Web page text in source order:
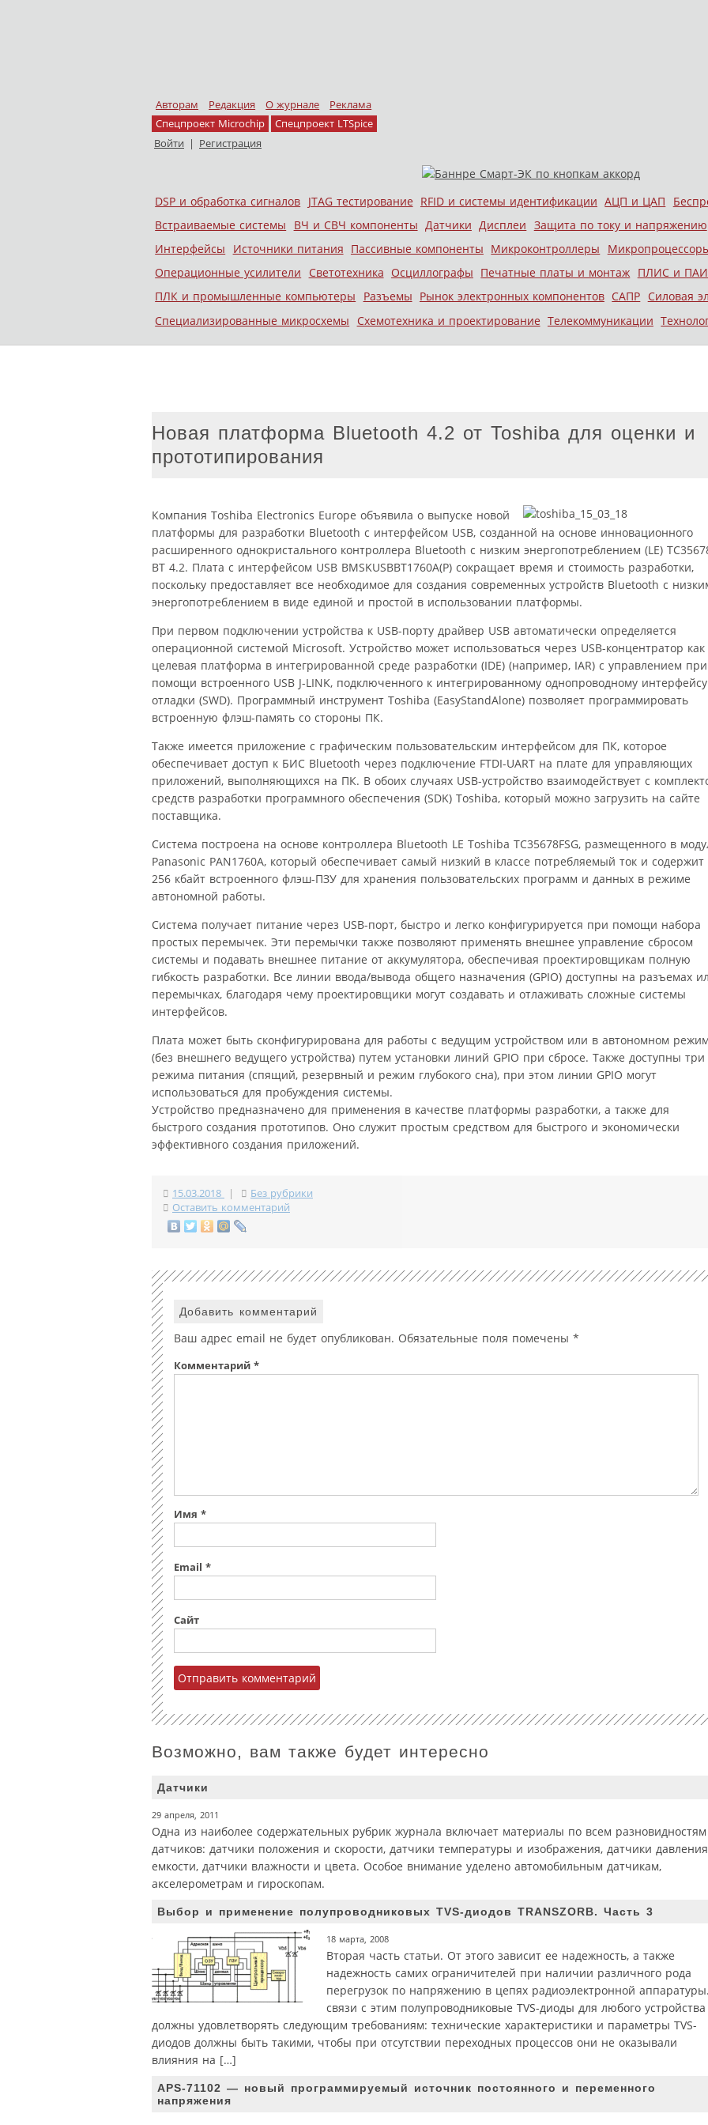
Авторам Редакция О журнале
Реклама
Спецпроект Microchip
Спецпроект LTSpice
Войти | Регистрация
Меню
Skip to content
DSP и обработка сигналов JTAG тестирование RFID и системы идентификации АЦП и ЦАП
Встраиваемые системы
ВЧ и СВЧ компоненты Датчики Дисплеи Защита по току и напряжению
Интерфейсы
Источники питания Пассивные компоненты Микроконтроллеры
Операционные усилители
Светотехника Осциллографы Печатные платы и монтаж ПЛИС и
ПЛК и промышленные компьютеры
Разъемы Рынок электронных компонентов САПР Силовая
Специализированные микросхемы
Схемотехника и проектирование Телекоммуникации
Новая платформа Bluetooth 4.2 от Toshiba для оценки и
прототипирования
Компания Toshiba Electronics Europe объявила о выпуске новой
платформы для разработки Bluetooth с интерфейсом USB, созданной на основе инновационного
расширенного однокристального контроллера Bluetooth с низким энергопотреблением (LE)
BT 4.2. Плата с интерфейсом USB BMSKUSBBT1760A(P) сокращает время и стоимость разработки,
поскольку предоставляет все необходимое для создания современных устройств Bluetooth с
энергопотреблением в виде единой и простой в использовании платформы.
При первом подключении устройства к USB-порту драйвер USB автоматически определяется
операционной системой Microsoft. Устройство может использоваться через USB-концентратор как
целевая платформа в интегрированной среде разработки (IDE) (например, IAR) с управлением при
помощи встроенного USB J-LINK, подключенного к интегрированному однопроводному интерфейсу
отладки (SWD). Программный инструмент Toshiba (EasyStandAlone) позволяет программировать
встроенную флэш-память со стороны ПК.
Также имеется приложение с графическим пользовательским интерфейсом для ПК, которое
обеспечивает доступ к БИС Bluetooth через подключение FTDI-UART на плате для управляющих
приложений, выполняющихся на ПК. В обоих случаях USB-устройство взаимодействует с
средств разработки программного обеспечения (SDK) Toshiba, который можно загрузить на сайте
поставщика.
Система построена на основе контроллера Bluetooth LE Toshiba TC35678FSG, размещенного в
Panasonic PAN1760A, который обеспечивает самый низкий в классе потребляемый ток и содержит
256 кбайт встроенного флэш-ПЗУ для хранения пользовательских программ и данных в режиме
автономной работы.
Система получает питание через USB-порт, быстро и легко конфигурируется при помощи набора
простых перемычек. Эти перемычки также позволяют применять внешнее управление сбросом
системы и подавать внешнее питание от аккумулятора, обеспечивая проектировщикам полную
гибкость разработки. Все линии ввода/вывода общего назначения (GPIO) доступны на разъемах
перемычках, благодаря чему проектировщики могут создавать и отлаживать сложные системы
интерфейсов.
Плата может быть сконфигурирована для работы с ведущим устройством или в автономном
(без внешнего ведущего устройства) путем установки линий GPIO при сбросе. Также доступны три
режима питания (спящий, резервный и режим глубокого сна), при этом линии GPIO могут
использоваться для пробуждения системы.
Устройство предназначено для применения в качестве платформы разработки, а также для
быстрого создания прототипов. Оно служит простым средством для быстрого и экономически
эффективного создания приложений.
15.03.2018 |
Без рубрики
Оставить комментарий
Добавить комментарий
Ваш адрес email не будет опубликован. Обязательные поля помечены *
Комментарий *
Имя *
Email *
Сайт
Возможно, вам также будет интересно
Датчики
29 апреля, 2011
Одна из наиболее содержательных рубрик журнала включает материалы по всем разновидностям
датчиков: датчики положения и скорости, датчики температуры и изображения, датчики
емкости, датчики влажности и цвета. Особое внимание уделено автомобильным датчикам,
акселерометрам и гироскопам.
Выбор и применение полупроводниковых TVS-диодов TRANSZORB. Часть 3
18 марта, 2008
Вторая часть статьи. От этого зависит ее надежность, а также
надежность самих ограничителей при наличии различного рода
перегрузок по напряжению в цепях радиоэлектронной
связи с этим полупроводниковые TVS-диоды для любого устройства
должны удовлетворять следующим требованиям: технические характеристики и параметры TVS-
диодов должны быть такими, чтобы при отсутствии переходных процессов они не оказывали
влияния на […]
APS-71102 — новый программируемый источник постоянного и переменного
напряжения